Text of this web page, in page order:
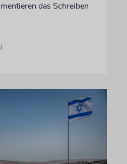
das Schreiben